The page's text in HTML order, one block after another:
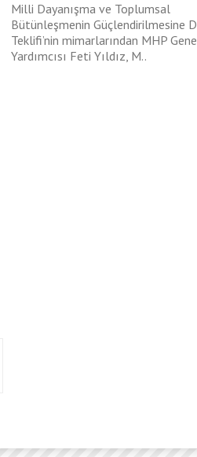
Milli Dayanışma ve Toplumsal
Bütünleşmenin Güçlendirilmesine
Teklifi’nin mimarlarından MHP
Yardımcısı Feti Yıldız, M..